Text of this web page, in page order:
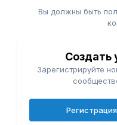
Вы должны быть
Создать
Зарегистрируйте